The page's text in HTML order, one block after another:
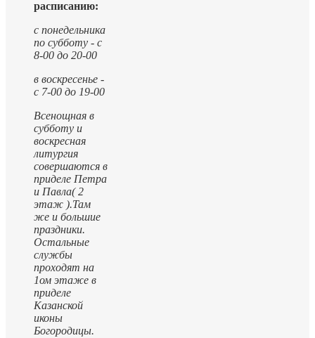
расписанию:
с понедельника
по субботу - с
8-00 до 20-00
в воскресенье -
с 7-00 до 19-00
Всенощная в
субботу и
воскресная
литургия
совершаются в
приделе Петра
и Павла( 2
этаж ).Там
же и большие
праздники.
Остальные
службы
проходят на
1ом этаже в
приделе
Казанской
иконы
Богородицы.